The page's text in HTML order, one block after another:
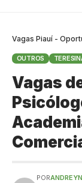
OUTROS
Vagas
POR